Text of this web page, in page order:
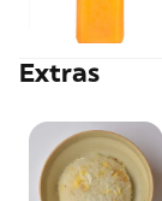
Extras